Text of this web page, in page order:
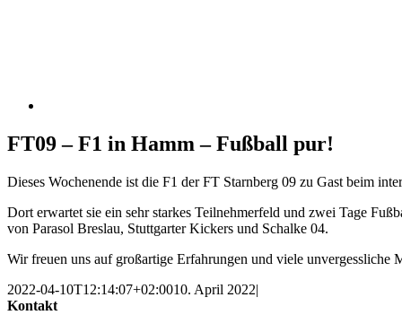
FT09 – F1 in Hamm – Fußball pur!
Dieses Wochenende ist die F1 der FT Starnberg 09 zu Gast beim
Dort erwartet sie ein sehr starkes Teilnehmerfeld und zwei Tage
von Parasol Breslau, Stuttgarter Kickers und Schalke 04.
Wir freuen uns auf großartige Erfahrungen und viele unvergessliche
2022-04-10T12:14:07+02:0010. April 2022|
Kontakt